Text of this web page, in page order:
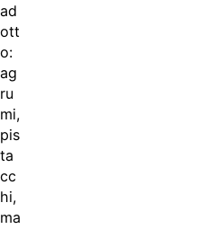
ad
ott
o:
ag
ru
mi,
pis
ta
cc
hi,
ma